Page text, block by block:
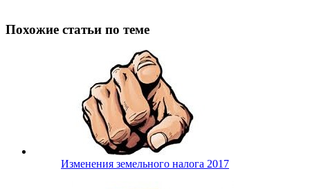
Похожие статьи по теме
Изменения земельного налога 2017